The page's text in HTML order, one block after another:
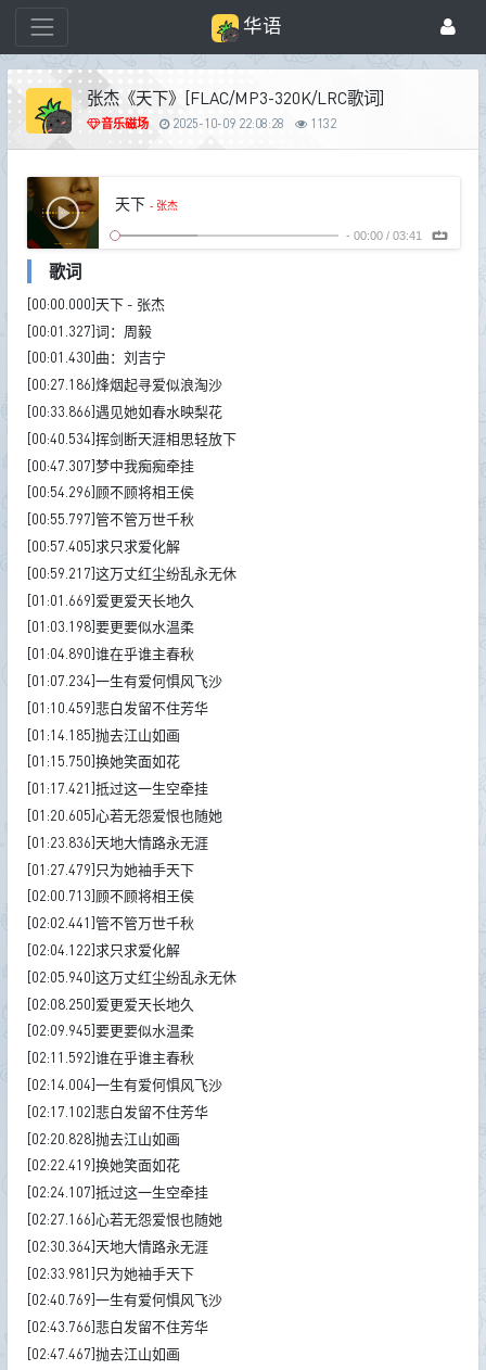
华语
张杰《天下》[FLAC/MP3-320K/LRC歌词]
音乐磁场 2025-10-09 22:08:28 1132
天下 - 张杰
- 00:00/ 03:41
歌词
[00:00.000]天下 - 张杰
[00:01.327]词：周毅
[00:01.430]曲：刘吉宁
[00:27.186]烽烟起寻爱似浪淘沙
[00:33.866]遇见她如春水映梨花
[00:40.534]挥剑断天涯相思轻放下
[00:47.307]梦中我痴痴牵挂
[00:54.296]顾不顾将相王侯
[00:55.797]管不管万世千秋
[00:57.405]求只求爱化解
[00:59.217]这万丈红尘纷乱永无休
[01:01.669]爱更爱天长地久
[01:03.198]要更要似水温柔
[01:04.890]谁在乎谁主春秋
[01:07.234]一生有爱何惧风飞沙
[01:10.459]悲白发留不住芳华
[01:14.185]抛去江山如画
[01:15.750]换她笑面如花
[01:17.421]抵过这一生空牵挂
[01:20.605]心若无怨爱恨也随她
[01:23.836]天地大情路永无涯
[01:27.479]只为她袖手天下
[02:00.713]顾不顾将相王侯
[02:02.441]管不管万世千秋
[02:04.122]求只求爱化解
[02:05.940]这万丈红尘纷乱永无休
[02:08.250]爱更爱天长地久
[02:09.945]要更要似水温柔
[02:11.592]谁在乎谁主春秋
[02:14.004]一生有爱何惧风飞沙
[02:17.102]悲白发留不住芳华
[02:20.828]抛去江山如画
[02:22.419]换她笑面如花
[02:24.107]抵过这一生空牵挂
[02:27.166]心若无怨爱恨也随她
[02:30.364]天地大情路永无涯
[02:33.981]只为她袖手天下
[02:40.769]一生有爱何惧风飞沙
[02:43.766]悲白发留不住芳华
[02:47.467]抛去江山如画